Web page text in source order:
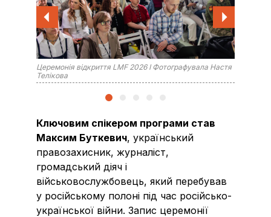
Церемонія відкриття LMF 2026 I Фотографувала Настя
Телікова
Ключовим спікером програми став
Максим Буткевич, український
правозахисник, журналіст,
громадський діяч і
військовослужбовець, який перебував
у російському полоні під час російсько-
української війни. Запис церемонії